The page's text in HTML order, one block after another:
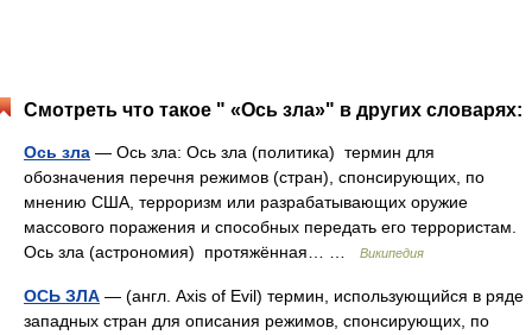
Смотреть что такое " «Ось зла»" в других словарях:
Ось зла — Ось зла: Ось зла (политика) термин для
обозначения перечня режимов (стран), спонсирующих, по
мнению США, терроризм или разрабатывающих оружие
массового поражения и способных передать его террористам.
Ось зла (астрономия) протяжённая… …
Википедия
ОСЬ ЗЛА — (англ. Axis of Evil) термин, использующийся в ряде
западных стран для описания режимов, спонсирующих, по